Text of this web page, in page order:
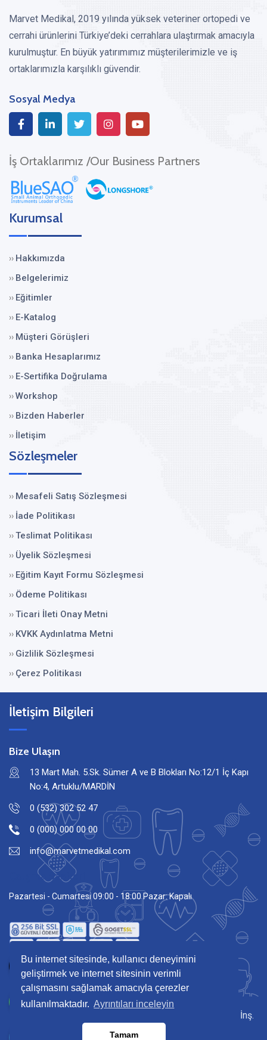
Bu internet sitesinde, kullanıcı deneyimini
geliştirmek ve internet sitesinin verimli
çalışmasını sağlamak amacıyla çerezler
kullanılmaktadır. Ayrıntıları inceleyin
Tamam
Marvet Medikal, 2019 yılında yüksek veteriner ortopedi ve
cerrahi ürünlerini Türkiye’deki cerrahlara ulaştırmak amacıyla
kurulmuştur. En büyük yatırımımız müşterilerimizle ve iş
ortaklarımızla karşılıklı güvendir.
Sosyal Medya
İş Ortaklarımız /Our Business Partners
Kurumsal
›› Hakkımızda
›› Belgelerimiz
›› Eğitimler
›› E-Katalog
›› Müşteri Görüşleri
›› Banka Hesaplarımız
›› E-Sertifika Doğrulama
››Workshop
›› Bizden Haberler
›› İletişim
Sözleşmeler
›› Mesafeli Satış Sözleşmesi
›› İade Politikası
››Teslimat Politikası
›› Üyelik Sözleşmesi
›› Eğitim Kayıt Formu Sözleşmesi
›› Ödeme Politikası
››Ticari İleti Onay Metni
›› KVKK Aydınlatma Metni
›› Gizlilik Sözleşmesi
›› Çerez Politikası
İletişim Bilgileri
Bize Ulaşın
13 Mart Mah. 5.Sk. Sümer A ve B Blokları No:12/1 İç Kapı
No:4, Artuklu/MARDİN
0 (532) 302 52 47
0 (000) 000 00 00
info@marvetmedikal.com
Çalışma Saatleri
Pazartesi - Cumartesi 09:00 - 18:00 Pazar: Kapalı
Copyright © 2026 Tüm hakları Marvet Medikal Tur. Taş. İnş.
Veterinerlik İth. İhr. San. ve Tic. Ltd. Şti.'ne aittir!